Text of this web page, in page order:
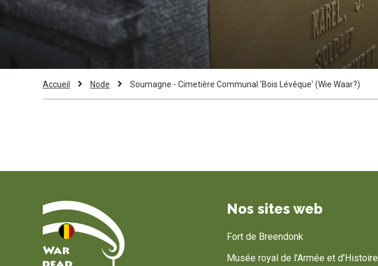
Fil
Accueil Node
Current
Soumagne - Cimetière Communal 'Bois Lévêque' (Wie Waar?)
Nos sites web
Fort de Breendonk
Musée royal de l'Armée et d'Histoire